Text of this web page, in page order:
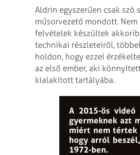
Aldrin egyszerűen csak
műsorvezető mondott.
felvételek készültek
technikai részleteiről,
holdon, hogy ezzel
az első ember, aki
kialakított tartályába.
A 2015-ös
gyermeknek azt
miért nem tértek
hogy arról
1972-ben.